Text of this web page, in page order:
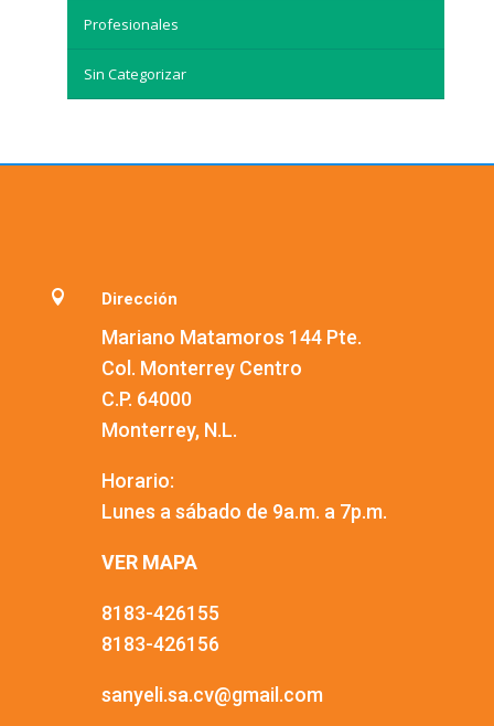
Profesionales
Sin Categorizar
 Dirección
Mariano Matamoros 144 Pte.
Col. Monterrey Centro
C.P. 64000
Monterrey, N.L.
Horario:
Lunes a sábado de 9a.m. a 7p.m.
VER MAPA
8183-426155
8183-426156
sanyeli.sa.cv@gmail.com